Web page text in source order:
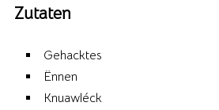
Zutaten
Gehacktes
Ënnen
Knuawléck